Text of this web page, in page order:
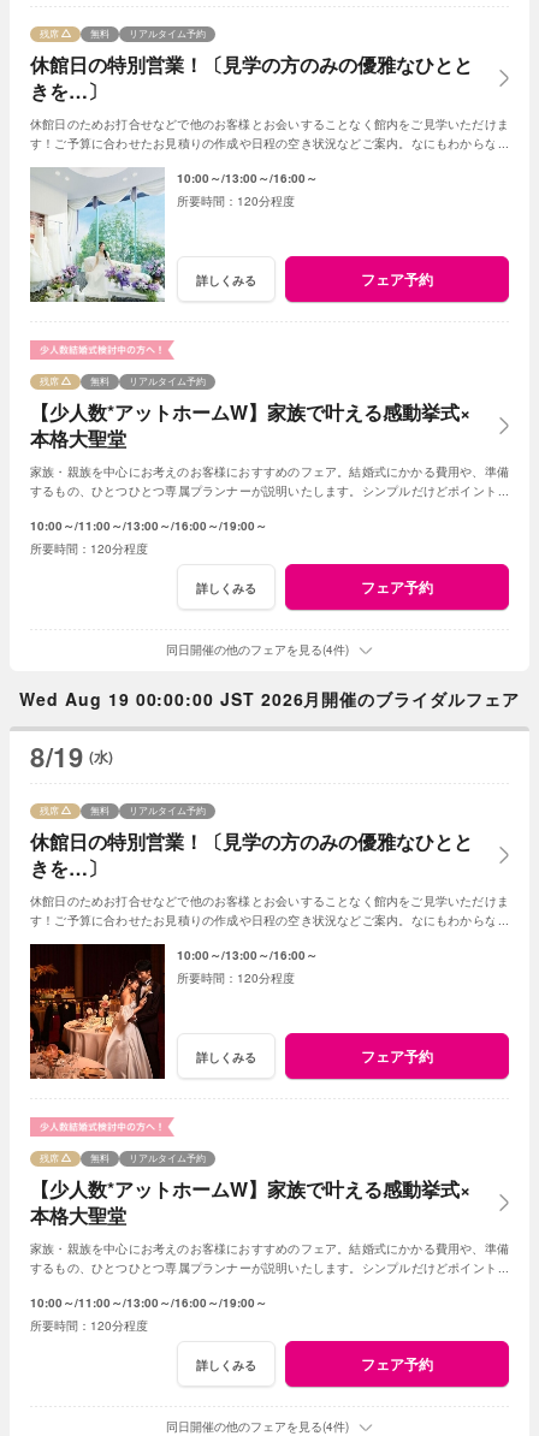
休館日の特別営業！〔見学の方のみの優雅なひとと
きを…〕
残席 無料 リアルタイム予約
休館日のためお打合せなどで他のお客様とお会いすることなく館内をご見学いただけま
す！ご予算に合わせたお見積りの作成や日程の空き状況などご案内。なにもわからなく
10:00～ 13:00～ 16:00～
120分程度
詳しくみる フェア予約
【少人数*アットホームW】家族で叶える感動挙式×
本格大聖堂
残席 無料 リアルタイム予約
家族・親族を中心にお考えのお客様におすすめのフェア。結婚式にかかる費用や、準備
するもの、ひとつひとつ専属プランナーが説明いたします。シンプルだけどポイントを
10:00～ 11:00～ 13:00～ 16:00～ 19:00～
120分程度
詳しくみる フェア予約
同日開催の他のフェアを見る(4件)
Wed Aug 19 00:00:00 JST 2026月開催のブライダルフェア
8/19 (水)
休館日の特別営業！〔見学の方のみの優雅なひとと
きを…〕
残席 無料 リアルタイム予約
休館日のためお打合せなどで他のお客様とお会いすることなく館内をご見学いただけま
す！ご予算に合わせたお見積りの作成や日程の空き状況などご案内。なにもわからなく
10:00～ 13:00～ 16:00～
120分程度
詳しくみる フェア予約
【少人数*アットホームW】家族で叶える感動挙式×
本格大聖堂
残席 無料 リアルタイム予約
家族・親族を中心にお考えのお客様におすすめのフェア。結婚式にかかる費用や、準備
するもの、ひとつひとつ専属プランナーが説明いたします。シンプルだけどポイントを
10:00～ 11:00～ 13:00～ 16:00～ 19:00～
120分程度
詳しくみる フェア予約
同日開催の他のフェアを見る(4件)